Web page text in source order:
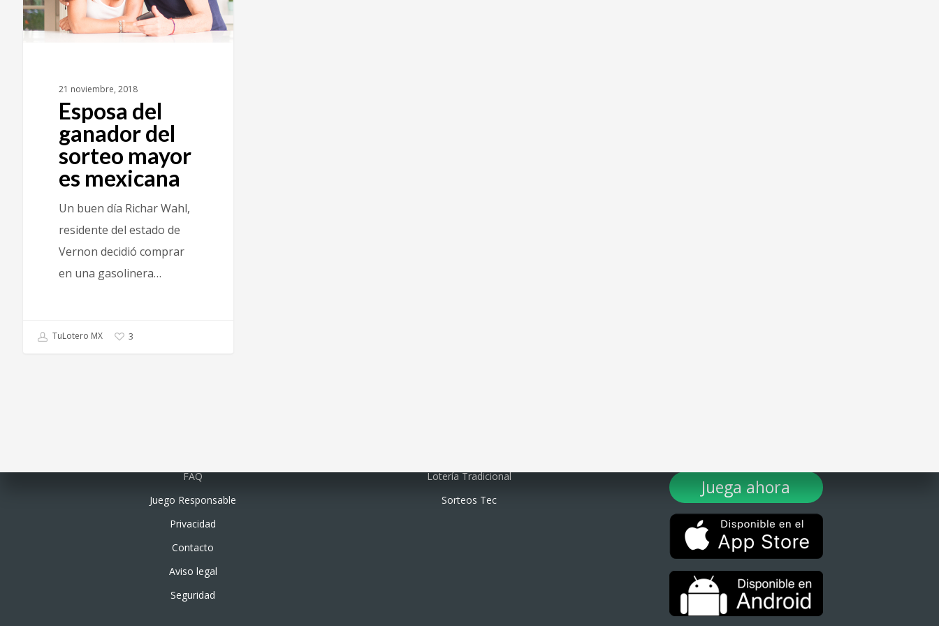
21 noviembre, 2018
Esposa del
ganador del
sorteo mayor
es mexicana
Un buen día Richar Wahl,
residente del estado de
Vernon decidió comprar
en una gasolinera…
TuLotero MX 3
FAQ
Juego Responsable
Privacidad
Contacto
Aviso legal
Seguridad
Lotería Tradicional
Sorteos Tec
Juega ahora